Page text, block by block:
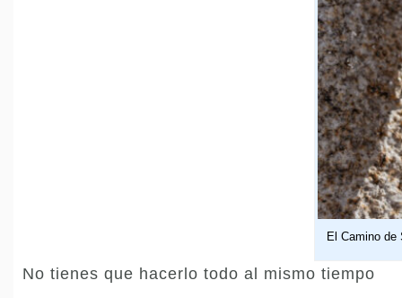
El Camino de
No tienes que hacerlo todo al mismo tiempo